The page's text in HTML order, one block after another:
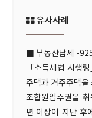
유사사례
■ 부동산납세 -
「소득세법 시행
주택과 거주주택을
조합원입주권을
년 이상이 지난 후